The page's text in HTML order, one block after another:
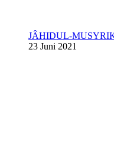
JÂHIDUL-
23 Juni 2021